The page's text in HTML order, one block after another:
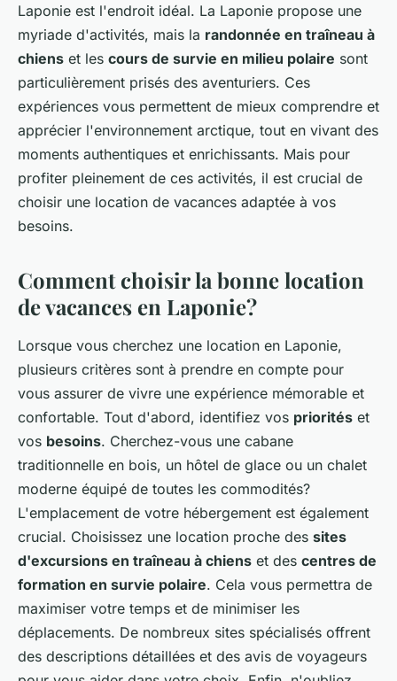
Laponie est l'endroit idéal. La Laponie propose une
myriade d'activités, mais la randonnée en traîneau à
chiens et les cours de survie en milieu polaire sont
particulièrement prisés des aventuriers. Ces
expériences vous permettent de mieux comprendre et
apprécier l'environnement arctique, tout en vivant des
moments authentiques et enrichissants. Mais pour
profiter pleinement de ces activités, il est crucial de
choisir une location de vacances adaptée à vos
besoins.
Comment choisir la bonne location
de vacances en Laponie?
Lorsque vous cherchez une location en Laponie,
plusieurs critères sont à prendre en compte pour
vous assurer de vivre une expérience mémorable et
confortable. Tout d'abord, identifiez vos priorités et
vos besoins. Cherchez-vous une cabane
traditionnelle en bois, un hôtel de glace ou un chalet
moderne équipé de toutes les commodités?
L'emplacement de votre hébergement est également
crucial. Choisissez une location proche des sites
d'excursions en traîneau à chiens et des centres de
formation en survie polaire. Cela vous permettra de
maximiser votre temps et de minimiser les
déplacements. De nombreux sites spécialisés offrent
des descriptions détaillées et des avis de voyageurs